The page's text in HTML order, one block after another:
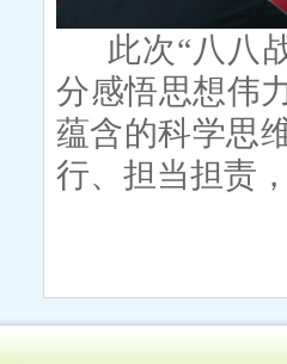
此次“八八
分感悟思想伟
蕴含的科学思
行、担当担责